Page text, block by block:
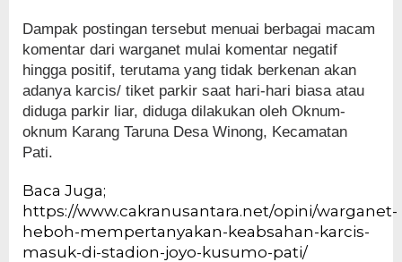
Dampak postingan tersebut menuai berbagai macam
komentar dari warganet mulai komentar negatif
hingga positif, terutama yang tidak berkenan akan
adanya karcis/ tiket parkir saat hari-hari biasa atau
diduga parkir liar, diduga dilakukan oleh Oknum-
oknum Karang Taruna Desa Winong, Kecamatan
Pati.
Baca Juga;
https://www.cakranusantara.net/opini/warganet-
heboh-mempertanyakan-keabsahan-karcis-
masuk-di-stadion-joyo-kusumo-pati/